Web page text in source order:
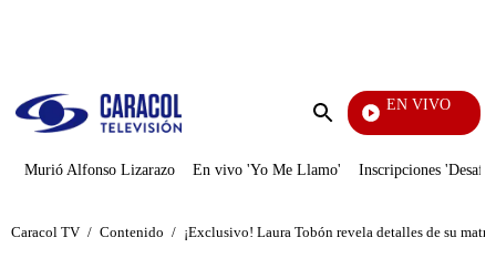
Enviar
EN VIVO
Televentas
Murió Alfonso Lizarazo En vivo 'Yo Me Llamo' Inscripciones
Caracol TV / Contenido / ¡Exclusivo! Laura Tobón revela detalles de su